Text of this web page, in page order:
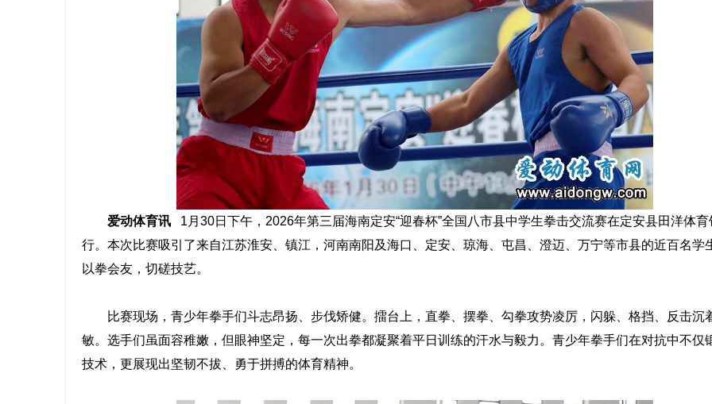
爱动体育讯
1月30日下午，2026年第三届海南定安“迎春杯”全国八市县中学生拳击交流赛在定安县田洋体育
行。本次比赛吸引了来自江苏淮安、镇江，河南南阳及海口、定安、琼海、屯昌、澄迈、万宁等市县的近百名学
以拳会友，切磋技艺。
比赛现场，青少年拳手们斗志昂扬、步伐矫健。擂台上，直拳、摆拳、勾拳攻势凌厉，闪躲、格挡、反击沉
敏。选手们虽面容稚嫩，但眼神坚定，每一次出拳都凝聚着平日训练的汗水与毅力。青少年拳手们在对抗中不仅
技术，更展现出坚韧不拔、勇于拼搏的体育精神。